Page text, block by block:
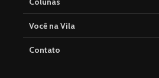
Você na Vila
Contato